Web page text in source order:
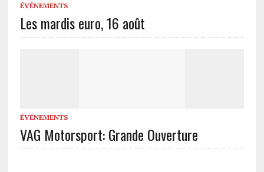
ÉVÉNEMENTS
Les mardis euro, 16 août
ÉVÉNEMENTS
VAG Motorsport: Grande Ouverture